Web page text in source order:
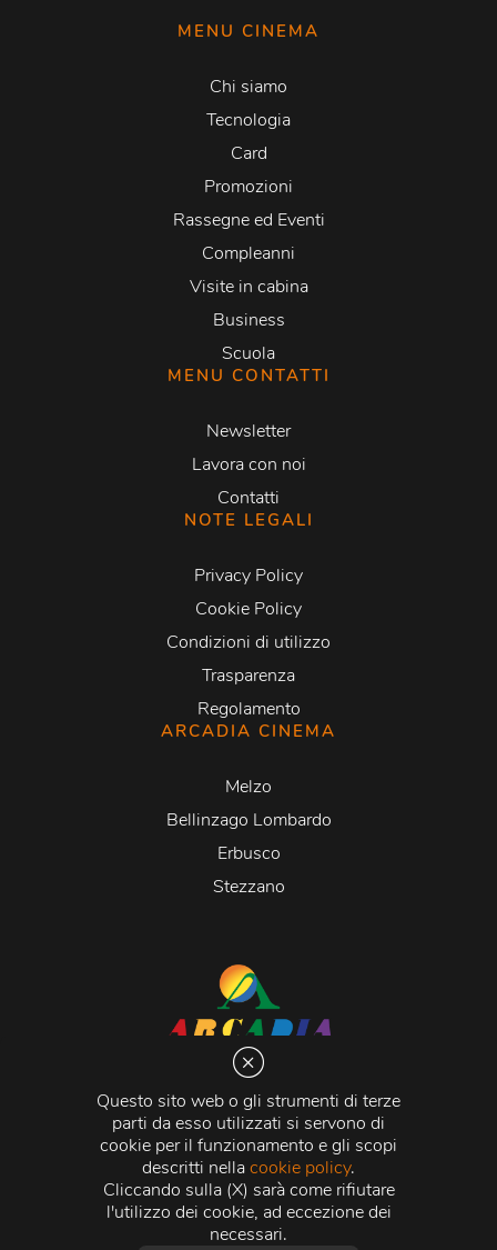
Questo sito web o gli strumenti di terze
parti da esso utilizzati si servono di
cookie per il funzionamento e gli scopi
descritti nellacookie policy.
Cliccando sulla (X) sarà come rifiutare
l'utilizzo dei cookie, ad eccezione dei
necessari.
MENU CINEMA
Chi siamo
Tecnologia
Card
Promozioni
Rassegne ed Eventi
Compleanni
Visite in cabina
Business
Scuola
MENU CONTATTI
Newsletter
Lavora con noi
Contatti
NOTE LEGALI
Privacy Policy
Cookie Policy
Condizioni di utilizzo
Trasparenza
Regolamento
ARCADIA CINEMA
Melzo
Bellinzago Lombardo
Erbusco
Stezzano
Via Martiri della Libertà 20066 Melzo (MI)
C.C.I.A.A. - R.E.A di Milano n. 1427910
Registro delle Imprese di Milano n. 338392 -
Fiscale e Partita Iva11015840157 | Capitale Sociale
500.000,00 i.v.
Credits:Crea Informatica S.r.l. 2026 © Tutti i diritti
riservati.